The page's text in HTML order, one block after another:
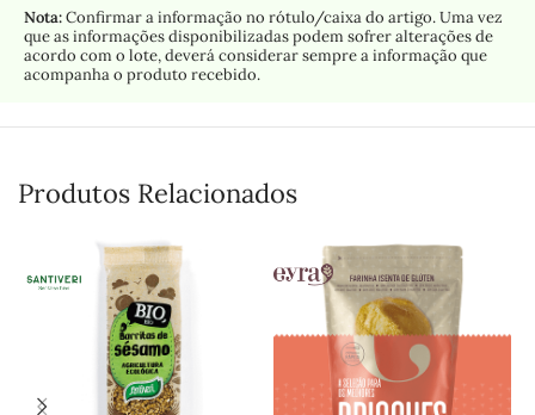
Nota:Confirmar a informação no rótulo/caixa do artigo. Uma vez
que as informações disponibilizadas podem sofrer alterações de
acordo com o lote, deverá considerar sempre a informação que
acompanha o produto recebido.
Produtos Relacionados